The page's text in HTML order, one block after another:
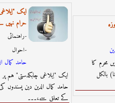
ایک
حرام نہیں
راہنمائى-
احوال-
حامد كمال
ایک "اِبلاغی چابکدستی" ہم
حامد کمال الدین دین پسندوں
کے تعلق سے،۔۔۔
محرم کا
بالکل